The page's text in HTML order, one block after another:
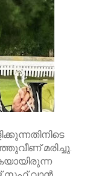
മരിച്ചു.